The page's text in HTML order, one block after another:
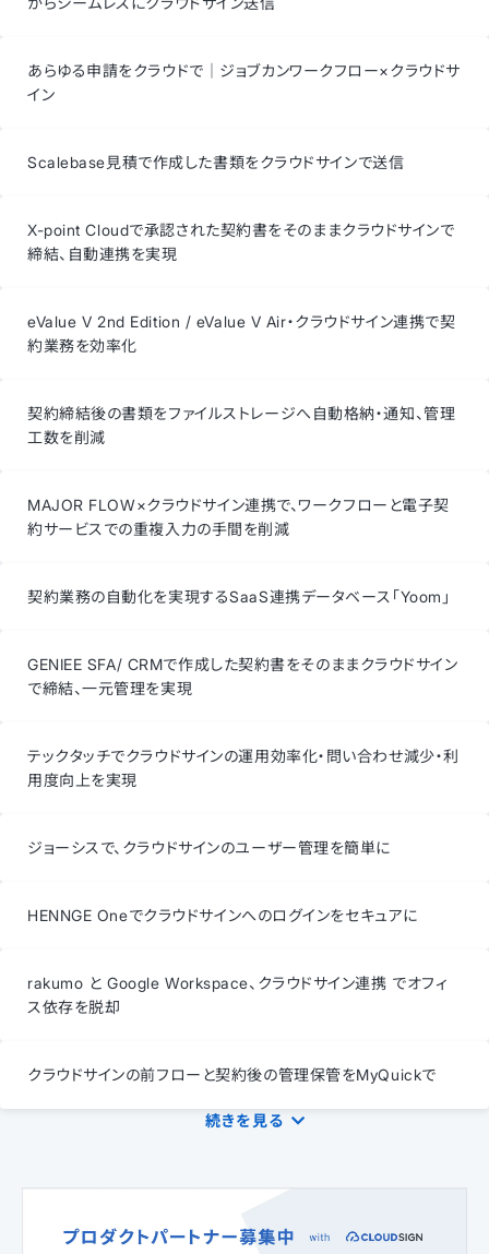
あらゆる申請をクラウドで｜ジョブカンワークフロー×クラウドサ
イン
Scalebase見積で作成した書類をクラウドサインで送信
X-point Cloudで承認された契約書をそのままクラウドサインで
締結、自動連携を実現
eValue V 2nd Edition / eValue V Air・クラウドサイン連携で契
約業務を効率化
契約締結後の書類をファイルストレージへ自動格納・通知、管理
工数を削減
MAJOR FLOW×クラウドサイン連携で、ワークフローと電子契
約サービスでの重複入力の手間を削減
契約業務の自動化を実現するSaaS連携データベース「Yoom」
GENIEE SFA/ CRMで作成した契約書をそのままクラウドサイン
で締結、一元管理を実現
テックタッチでクラウドサインの運用効率化・問い合わせ減少・利
用度向上を実現
ジョーシスで、クラウドサインのユーザー管理を簡単に
HENNGE Oneでクラウドサインへのログインをセキュアに
rakumo と Google Workspace、クラウドサイン連携 でオフィ
ス依存を脱却
クラウドサインの前フローと契約後の管理保管をMyQuickで
続きを見る